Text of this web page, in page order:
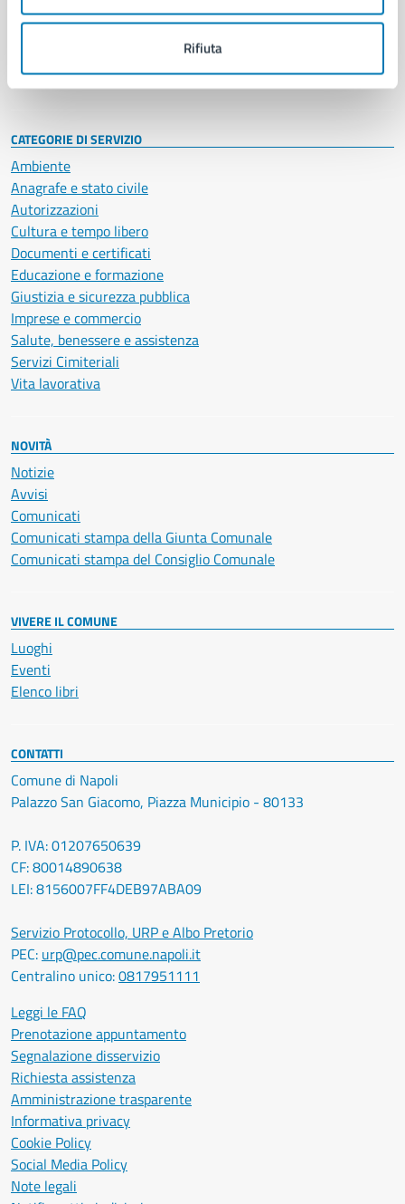
Rifiuta
Politici
Intranet, posta aziendale e protocollo
CATEGORIE DI SERVIZIO
Ambiente
Anagrafe e stato civile
Autorizzazioni
Cultura e tempo libero
Documenti e certificati
Educazione e formazione
Giustizia e sicurezza pubblica
Imprese e commercio
Salute, benessere e assistenza
Servizi Cimiteriali
Vita lavorativa
NOVITÀ
Notizie
Avvisi
Comunicati
Comunicati stampa della Giunta Comunale
Comunicati stampa del Consiglio Comunale
VIVERE IL COMUNE
Luoghi
Eventi
Elenco libri
CONTATTI
Comune di Napoli
Palazzo San Giacomo, Piazza Municipio - 80133
P. IVA: 01207650639
CF: 80014890638
LEI: 8156007FF4DEB97ABA09
Servizio Protocollo, URP e Albo Pretorio
PEC: urp@pec.comune.napoli.it
Centralino unico:0817951111
Leggi le FAQ
Prenotazione appuntamento
Segnalazione disservizio
Richiesta assistenza
Amministrazione trasparente
Informativa privacy
Cookie Policy
Social Media Policy
Note legali